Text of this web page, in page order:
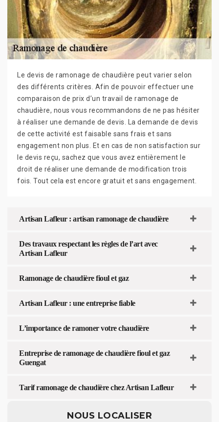
Le devis de ramonage de chaudière peut varier selon
des différents critères. Afin de pouvoir effectuer une
comparaison de prix d’un travail de ramonage de
chaudière, nous vous recommandons de ne pas hésiter
à réaliser une demande de devis. La demande de devis
de cette activité est faisable sans frais et sans
engagement non plus. Et en cas de non satisfaction sur
le devis reçu, sachez que vous avez entièrement le
droit de réaliser une demande de modification trois
fois. Tout cela est encore gratuit et sans engagement.
Artisan Lafleur : artisan ramonage de chaudière
Des travaux respectant les règles de l’art avec
Artisan Lafleur
Ramonage de chaudière fioul et gaz
Artisan Lafleur : une entreprise fiable
L’importance de ramoner votre chaudière
Entreprise de ramonage de chaudière fioul et gaz
Guengat
Tarif ramonage de chaudière chez Artisan Lafleur
NOUS LOCALISER